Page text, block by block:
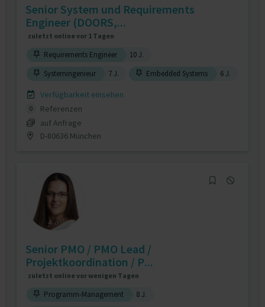
Senior System und Requirements
Engineer (DOORS,...
zuletzt online vor 1 Tagen
Requirements Engineer
10 J.
Systemingenieur
7 J. Embedded Systems 6 J.
Verfügbarkeit einsehen
0
Referenzen
auf Anfrage
D-80636 München
Senior PMO / PMO Lead /
Projektkoordination / P...
zuletzt online vor wenigen Tagen
Programm-Management
8 J.